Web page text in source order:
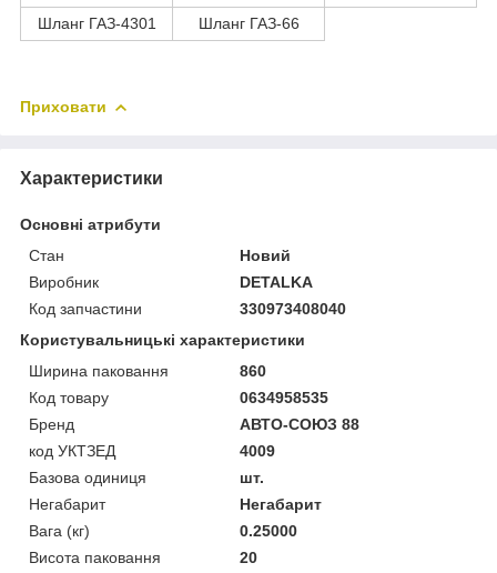
Шланг ГАЗ-4301 Шланг ГАЗ-66
Приховати
Характеристики
Основні атрибути
Стан
Новий
Виробник
DETALKA
Код запчастини
330973408040
Користувальницькі характеристики
Ширина паковання
860
Код товару
0634958535
Бренд
АВТО-СОЮЗ 88
код УКТЗЕД
4009
Базова одиниця
шт.
Негабарит
Негабарит
Вага (кг)
0.25000
Висота паковання
20